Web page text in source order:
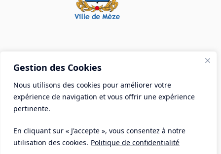
Gestion des Cookies
Nous utilisons des cookies pour améliorer votre
expérience de navigation et vous offrir une expérience
pertinente.
En cliquant sur « J'accepte », vous consentez à notre
utilisation des cookies. Politique de confidentialité
Mairie de Mèze
Place Aristide Briand - BP 28 34140 Mèze
Tél :04 67 18 30 30
Mail :